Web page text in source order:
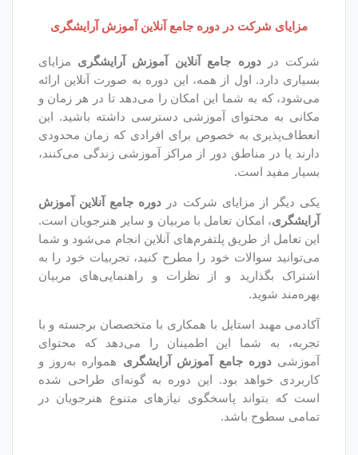
دوره جامع آنلاین آموزش آرایشگری
جامع آنلاین آموزش آرایشگریمزایای
از همه، این دوره به صورت آنلاین ارائه
این امکان را می‌دهد تا در هر زمان و
آموزشی دسترسی داشته باشید. این
خصوص برای افرادی که زمان محدودی
دور از مراکز آموزشی زندگی می‌کنند،
شرکت دردوره جامع آنلاین آموزش
تعامل با مربیان و سایر هنرجویان است.
پلتفرم‌های آنلاین انجام می‌شود و شما
خود را مطرح کنید، تجربیات خود را به
و از نظرات و راهنمایی‌های مربیان
با همکاری با متخصصان برجسته و با
این اطمینان را می‌دهد که محتوای
آموزش آرایشگریهمواره به‌روز و
بود. این دوره به گونه‌ای طراحی شده
نیازهای متنوع هنرجویان در